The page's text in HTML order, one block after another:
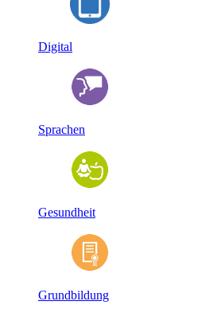
Digital
Sprachen
Gesundheit
Grundbildung